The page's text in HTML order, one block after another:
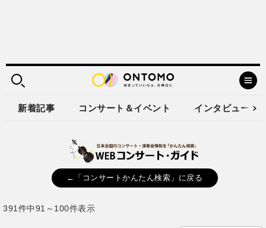
新着記事 コンサート＆イベント インタビュー
←「コンサートかんたん検索」に戻る
391件中91～100件表示